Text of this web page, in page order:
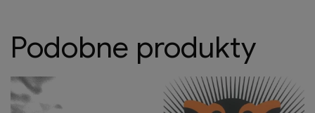
Podobne produkty